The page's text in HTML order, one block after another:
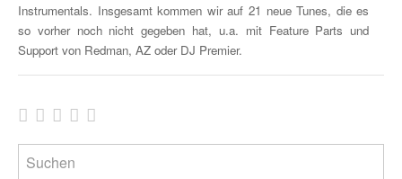
Instrumentals. Insgesamt kommen wir auf 21 neue Tunes, die es
so vorher noch nicht gegeben hat, u.a. mit Feature Parts und
Support von Redman, AZ oder DJ Premier.